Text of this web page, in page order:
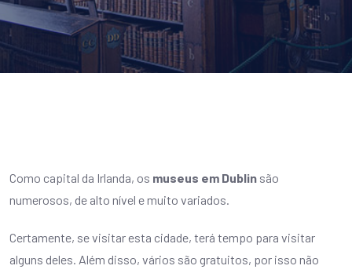
Como capital da Irlanda, os museus em Dublin são
numerosos, de alto nível e muito variados.
Certamente, se visitar esta cidade, terá tempo para visitar
alguns deles. Além disso, vários são gratuitos, por isso não